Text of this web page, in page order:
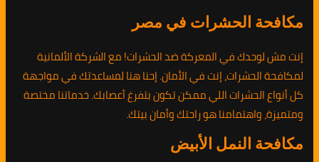
مكافحة الحشرات في مصر
إنت مش لوحدك في المعركة ضد الحشرات! مع الشركة الألمانية
لمكافحة الحشرات، إنت في الأمان. إحنا هنا لمساعدتك في مواجهة
كل أنواع الحشرات اللي ممكن تكون بتفرغ أعصابك. خدماتنا مختصة
ومتميزة، واهتمامنا هو راحتك وأمان بيتك.
مكافحة النمل الأبيض